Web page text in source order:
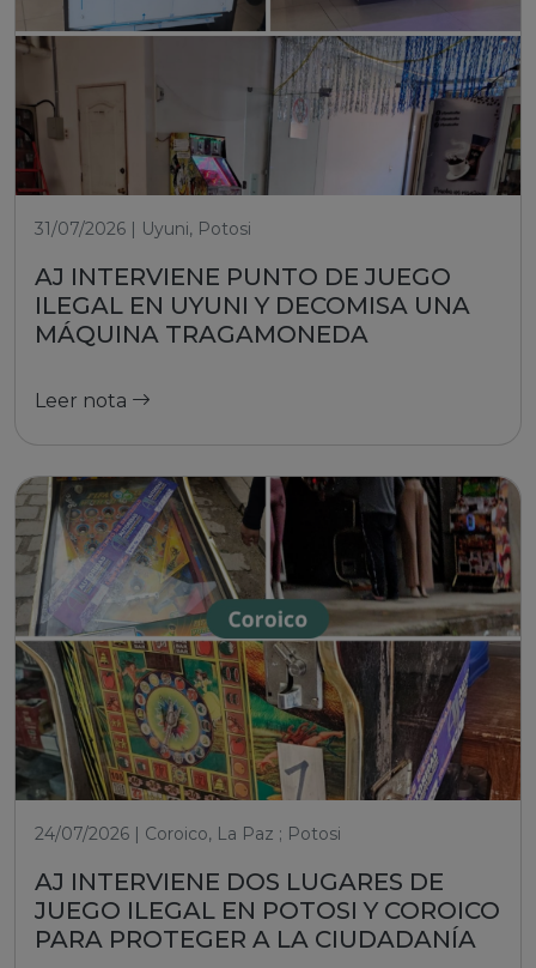
31/07/2026 | Uyuni, Potosi
AJ INTERVIENE PUNTO DE JUEGO
ILEGAL EN UYUNI Y DECOMISA UNA
MÁQUINA TRAGAMONEDA
Leer nota
24/07/2026 | Coroico, La Paz ; Potosi
AJ INTERVIENE DOS LUGARES DE
JUEGO ILEGAL EN POTOSI Y COROICO
PARA PROTEGER A LA CIUDADANÍA